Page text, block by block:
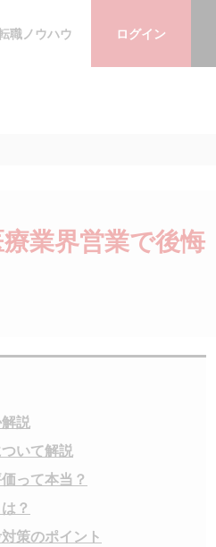
職ノウハウ ログイン
業界営業で後悔
説
いて解説
って本当？
？
策のポイント